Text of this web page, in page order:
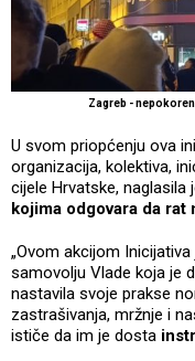
Zagreb -
U svom priopćenju ova
organizacija, kolektiva,
cijele Hrvatske,
kojima odgovara da rat
„Ovom akcijom
samovolju Vlade koja je
nastavila svoje prakse
zastrašivanja, mržnje i
ističe da im je dosta